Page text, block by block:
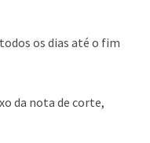
os dias até o fim
da nota de corte,